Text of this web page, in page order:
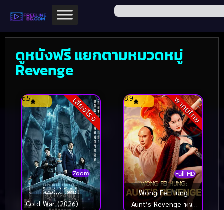
ดูหนังฟรี แยกตามหมวดหมู่
Revenge
เสียงโรง
Zoom
6.5
Cold War (2026)
พากย์ไทย
Full HD
8.9
Wong Fei Hung
Aunt’s Revenge หวง